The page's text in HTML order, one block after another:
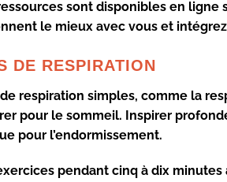
sont disponibles en ligne
le mieux avec vous et
DE RESPIRATION
respiration simples, comme la
pour le sommeil. Inspirer
pour l’endormissement.
pendant cinq à dix